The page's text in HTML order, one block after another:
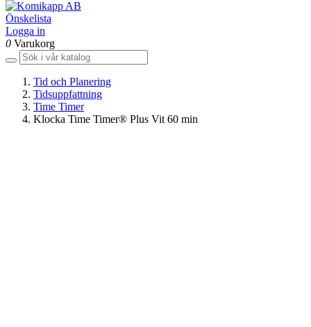
Önskelista
Logga in
0 Varukorg
Tid och Planering
Tidsuppfattning
Time Timer
Klocka Time Timer® Plus Vit 60 min